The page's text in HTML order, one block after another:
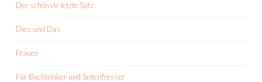
Der schönste letzte Satz
Dies und Das
Frauen
Für Buchtrinker und Seitenfresser